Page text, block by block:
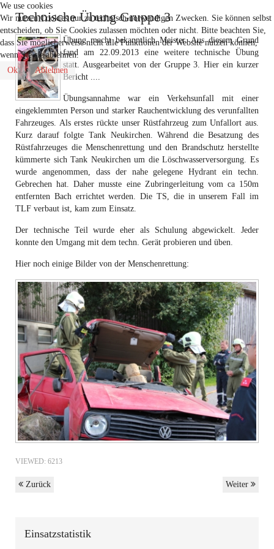
Technische Übung Gruppe 3
Übung macht bekanntlich Meister. Aus diesem Grund
fand am 22.09.2013 eine weitere technische Übung
statt. Ausgearbeitet von der Gruppe 3. Hier ein kurzer
Bericht ....
Übungsannahme war ein Verkehsunfall mit einer
eingeklemmten Person und starker Rauchentwicklung des verunfallten
Fahrzeuges. Als erstes rückte unser Rüstfahrzeug zum Unfallort aus.
Kurz darauf folgte Tank Neukirchen. Während die Besatzung des
Rüstfahrzeuges die Menschenrettung und den Brandschutz herstellte
kümmerte sich Tank Neukirchen um die Löschwasserversorgung. Es
wurde angenommen, dass der nahe gelegene Hydrant ein techn.
Gebrechen hat. Daher musste eine Zubringerleitung vom ca 150m
entfernten Bach errichtet werden. Die TS, die in unserem Fall im
TLF verbaut ist, kam zum Einsatz.
Der technische Teil wurde eher als Schulung abgewickelt. Jeder
konnte den Umgang mit dem techn. Gerät probieren und üben.
Hier noch einige Bilder von der Menschenrettung:
VIEWED: 6213
Zurück Weiter
Einsatzstatistik
We use cookies
Wir nutzen Cookies nur zu technisch notwendigen Zwecken. Sie können selbst
entscheiden, ob Sie Cookies zulassen möchten oder nicht. Bitte beachten Sie,
dass Sie möglicherweise nicht alle Funktionen der Website nutzen können,
wenn Sie sie ablehnen.
Ok
Ablehnen